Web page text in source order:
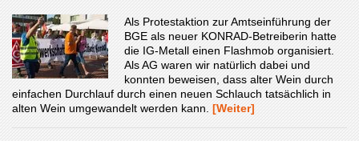
Als Protestaktion zur Amtseinführung der
BGE als neuer KONRAD-Betreiberin hatte
die IG-Metall einen Flashmob organisiert.
Als AG waren wir natürlich dabei und
konnten beweisen, dass alter Wein durch
einfachen Durchlauf durch einen neuen Schlauch tatsächlich in
alten Wein umgewandelt werden kann. [Weiter]